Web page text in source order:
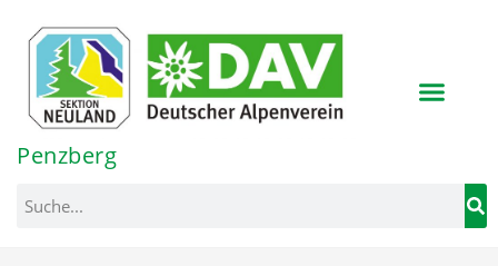
springen
Penzberg